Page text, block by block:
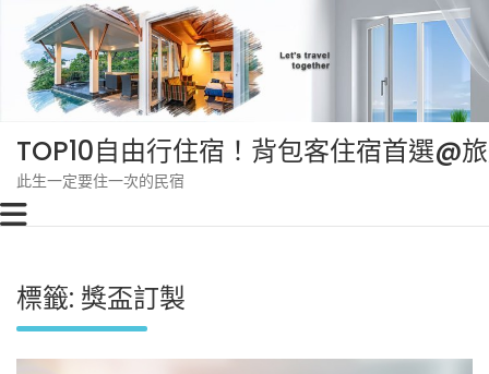
content
TOP10自由行住宿！背包客住宿首選@
此生一定要住一次的民宿
標籤: 獎盃訂製